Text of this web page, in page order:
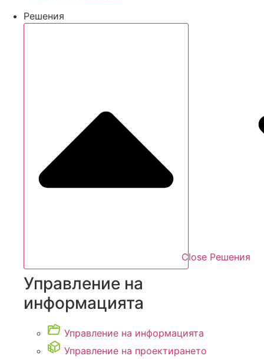
Решения
Close Решения
Управление на
информацията
Управление на информацията
Управление на проектирането